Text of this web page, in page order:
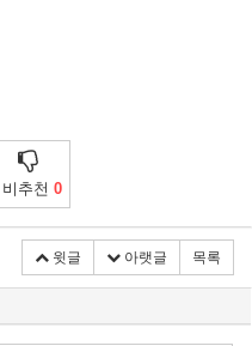
비추천 0
윗글 아랫글 목록